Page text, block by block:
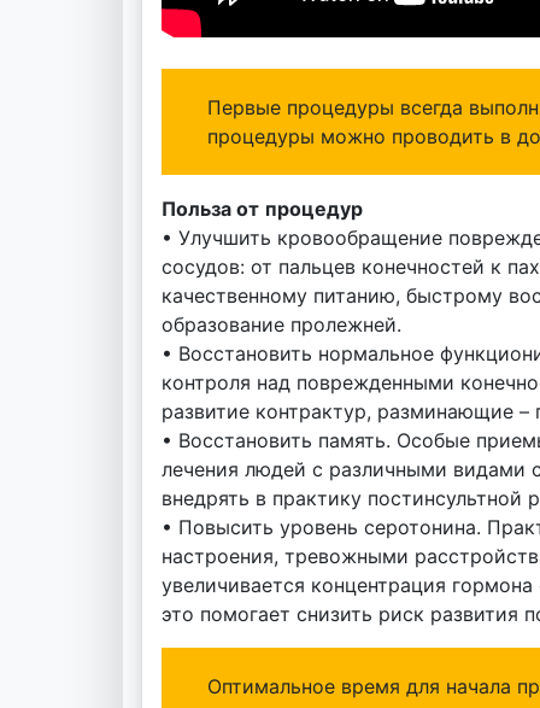
Первые процедуры всегда
процедуры можно проводить в
Польза от процедур
• Улучшить кровообращение
сосудов: от пальцев конечностей к
качественному питанию, быстрому
образование пролежней.
• Восстановить нормальное
контроля над поврежденными
развитие контрактур, разминающие
• Восстановить память. Особые
лечения людей с различными видами
внедрять в практику постинсультной
• Повысить уровень серотонина.
настроения, тревожными
увеличивается концентрация
это помогает снизить риск развития
Оптимальное время для начала